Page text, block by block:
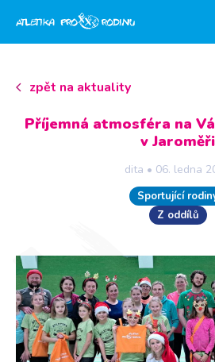
zpět na aktuality
Příjemná atmosféra na
v Jaroměři
dita • 06. ledna
Sportující
Z oddílů